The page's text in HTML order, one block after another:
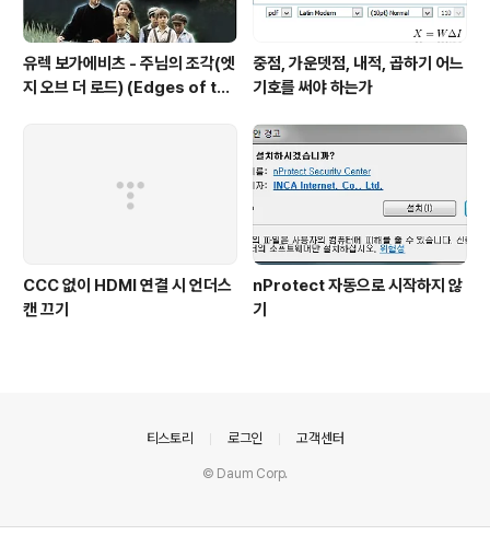
유렉 보가에비츠 - 주님의 조각(엣
지 오브 더 로드) (Edges of the
중점, 가운뎃점, 내적, 곱하기 어느
기호를 써야 하는가
CCC 없이 HDMI 연결 시 언더스
캔 끄기
nProtect 자동으로 시작하지 않
기
티스토리 로그인 고객센터
© Daum Corp.